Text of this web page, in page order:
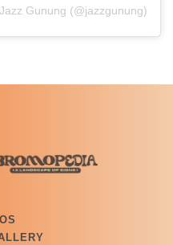
Gunung (@jazzgunung)